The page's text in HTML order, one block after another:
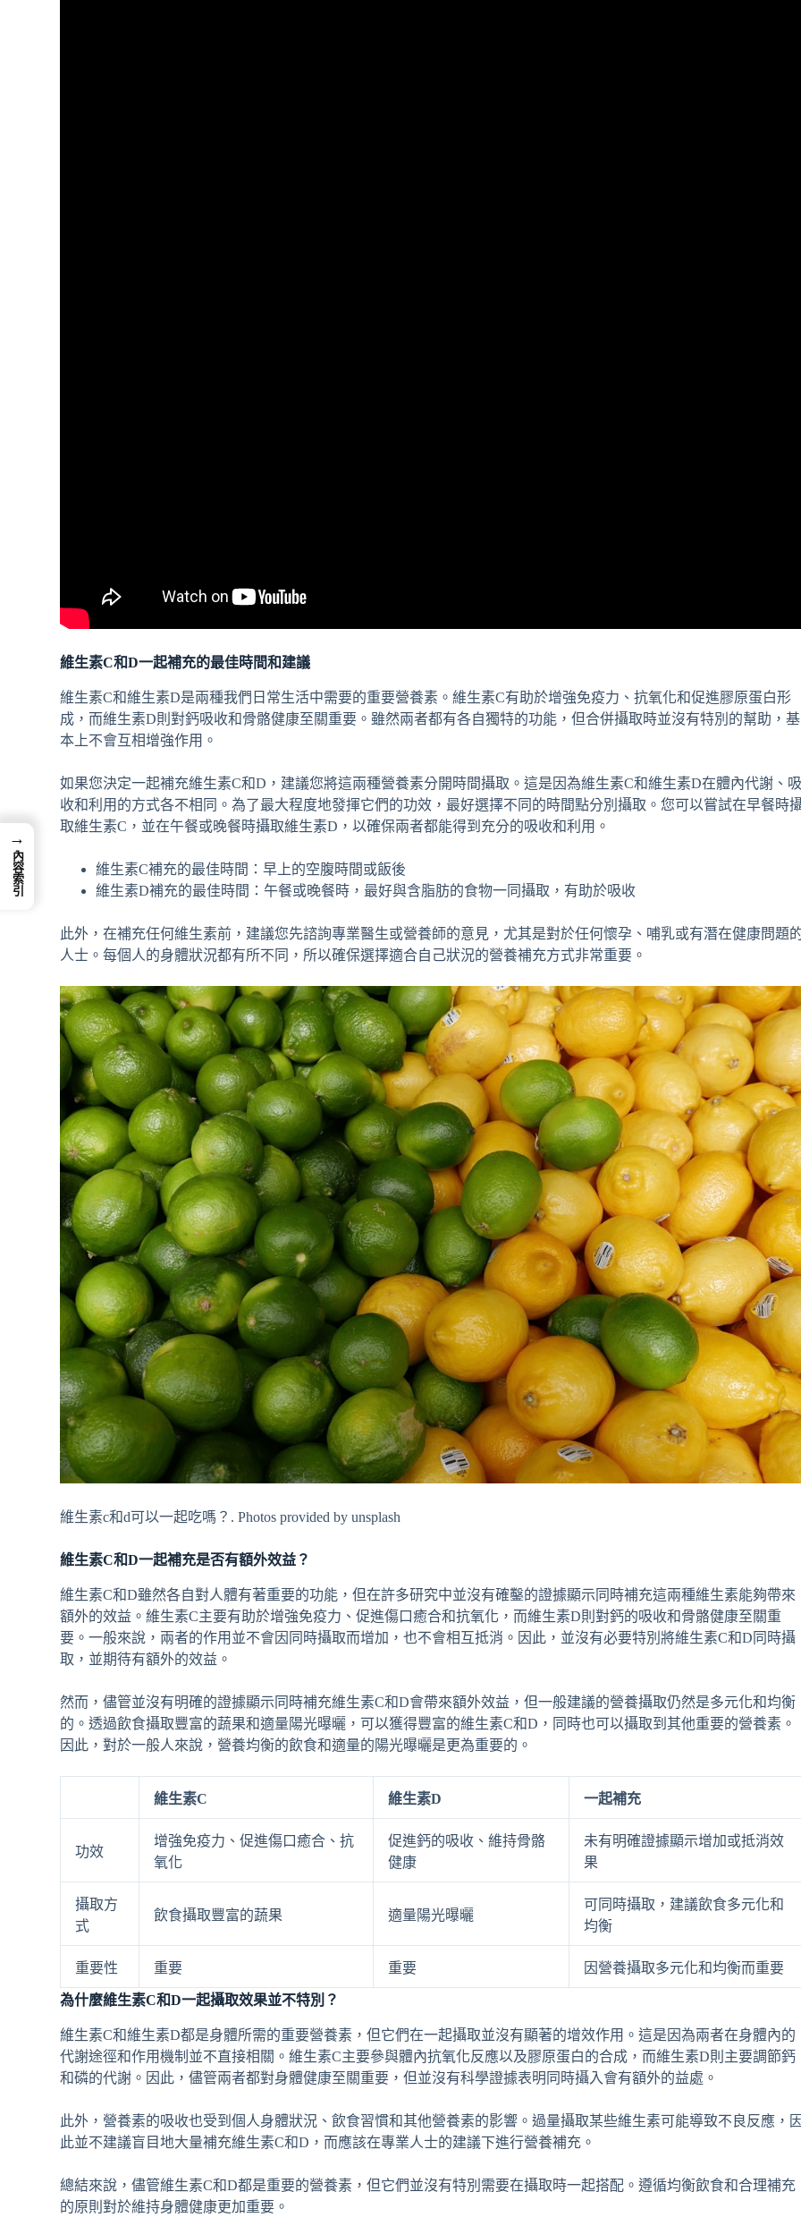
維生素C和D一起補充的最佳時間和建議
維生素C和維生素D是兩種我們日常生活中需要的重要營養素。維生素C有助於增強免疫力、抗氧化和促進膠原蛋白形
成，而維生素D則對鈣吸收和骨骼健康至關重要。雖然兩者都有各自獨特的功能，但合併攝取時並沒有特別的幫助，基
本上不會互相增強作用。
如果您決定一起補充維生素C和D，建議您將這兩種營養素分開時間攝取。這是因為維生素C和維生素D在體內代謝、吸
收和利用的方式各不相同。為了最大程度地發揮它們的功效，最好選擇不同的時間點分別攝取。您可以嘗試在早餐時
取維生素C，並在午餐或晚餐時攝取維生素D，以確保兩者都能得到充分的吸收和利用。
維生素C補充的最佳時間：早上的空腹時間或飯後
維生素D補充的最佳時間：午餐或晚餐時，最好與含脂肪的食物一同攝取，有助於吸收
此外，在補充任何維生素前，建議您先諮詢專業醫生或營養師的意見，尤其是對於任何懷孕、哺乳或有潛在健康問題
人士。每個人的身體狀況都有所不同，所以確保選擇適合自己狀況的營養補充方式非常重要。
維生素c和d可以一起吃嗎？. Photos provided by unsplash
維生素C和D一起補充是否有額外效益？
維生素C和D雖然各自對人體有著重要的功能，但在許多研究中並沒有確鑿的證據顯示同時補充這兩種維生素能夠帶來
額外的效益。維生素C主要有助於增強免疫力、促進傷口癒合和抗氧化，而維生素D則對鈣的吸收和骨骼健康至關重
要。一般來說，兩者的作用並不會因同時攝取而增加，也不會相互抵消。因此，並沒有必要特別將維生素C和D同時攝
取，並期待有額外的效益。
然而，儘管並沒有明確的證據顯示同時補充維生素C和D會帶來額外效益，但一般建議的營養攝取仍然是多元化和均衡
的。透過飲食攝取豐富的蔬果和適量陽光曝曬，可以獲得豐富的維生素C和D，同時也可以攝取到其他重要的營養素。
因此，對於一般人來說，營養均衡的飲食和適量的陽光曝曬是更為重要的。
維生素C 維生素D 一起補充
功效
增強免疫力、促進傷口癒合、抗
氧化
促進鈣的吸收、維持骨骼
健康
未有明確證據顯示增加或抵消效
果
攝取方
式
飲食攝取豐富的蔬果 適量陽光曝曬
可同時攝取，建議飲食多元化和
均衡
重要性 重要 重要 因營養攝取多元化和均衡而重要
為什麼維生素C和D一起攝取效果並不特別？
維生素C和維生素D都是身體所需的重要營養素，但它們在一起攝取並沒有顯著的增效作用。這是因為兩者在身體內的
代謝途徑和作用機制並不直接相關。維生素C主要參與體內抗氧化反應以及膠原蛋白的合成，而維生素D則主要調節鈣
和磷的代謝。因此，儘管兩者都對身體健康至關重要，但並沒有科學證據表明同時攝入會有額外的益處。
此外，營養素的吸收也受到個人身體狀況、飲食習慣和其他營養素的影響。過量攝取某些維生素可能導致不良反應，因
此並不建議盲目地大量補充維生素C和D，而應該在專業人士的建議下進行營養補充。
總結來說，儘管維生素C和D都是重要的營養素，但它們並沒有特別需要在攝取時一起搭配。遵循均衡飲食和合理補充
的原則對於維持身體健康更加重要。
→
內容索引